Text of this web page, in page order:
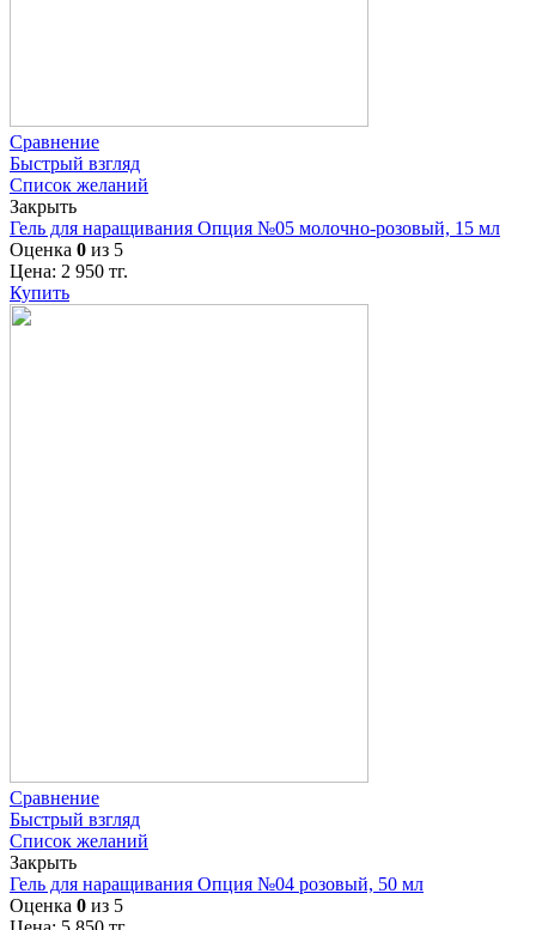
Сравнение
Быстрый взгляд
Список желаний
Закрыть
Гель для наращивания Опция №05 молочно-розовый, 15 мл
Оценка 0 из 5
Цена: 2 950 тг.
Купить
Сравнение
Быстрый взгляд
Список желаний
Закрыть
Гель для наращивания Опция №04 розовый, 50 мл
Оценка 0 из 5